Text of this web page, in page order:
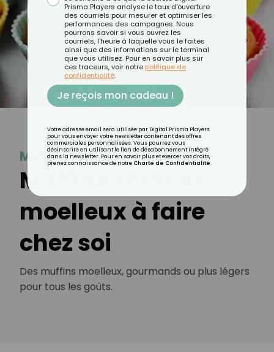
Muffin
Muffins sains et
moelleux à faire
chez soi
Des muffins moelleux, gourmands ou plus légers
pour tous les goûts.
Prisma Players analyse le taux d'ouverture
des courriels pour mesurer et optimiser les
performances des campagnes. Nous
pourrons savoir si vous ouvrez les
courriels, l'heure à laquelle vous le faites
ainsi que des informations sur le terminal
que vous utilisez. Pour en savoir plus sur
ces traceurs, voir notre politique de
confidentialité.
Je reçois mon cadeau !
Votre adresse email sera utilisée par Digital Prisma Players
pour vous envoyer votre newsletter contenant des offres
commerciales personnalisées. Vous pourrez vous
désinscrire en utilisant le lien de désabonnement intégré
dans la newsletter. Pour en savoir plus et exercer vos droits,
prenez connaissance de notre Charte de Confidentialité.